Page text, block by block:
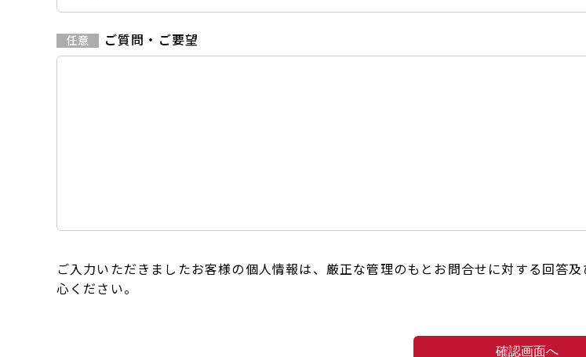
ご質問・ご要望
ご入力いただきましたお客様の個人情報は、厳正な管理のもとお問合せに対する回答
心ください。